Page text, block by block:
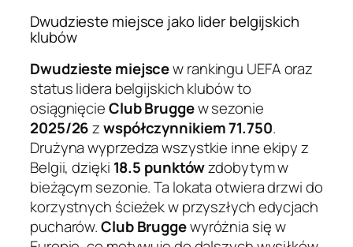
Dwudzieste miejsce jako lider belgijskich
klubów
Dwudzieste miejscew rankingu UEFA oraz
status lidera belgijskich klubów to
osiągnięcieClub Bruggew sezonie
2025/26zwspółczynnikiem 71.750.
Drużyna wyprzedza wszystkie inne ekipy z
Belgii, dzięki 18.5 punktówzdobytym w
bieżącym sezonie. Ta lokata otwiera drzwi do
korzystnych ścieżek w przyszłych edycjach
pucharów.Club Bruggewyróżnia się w